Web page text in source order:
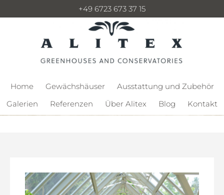
+49 6723 673 37 15
Home Gewächshäuser
Ausstattung und Zubehör
Galerien
Referenzen Über Alitex Blog Kontakt